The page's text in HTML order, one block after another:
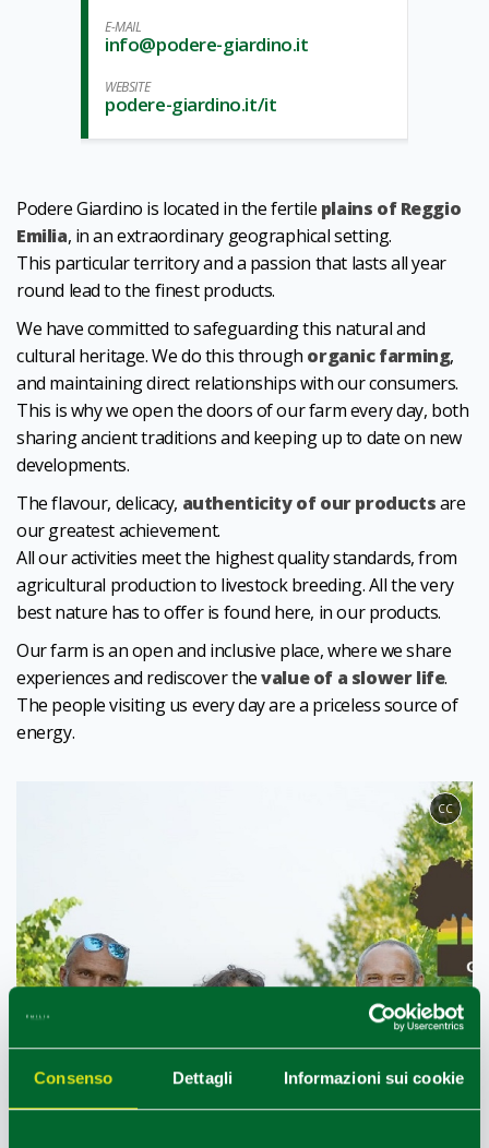
Consenso Dettagli Informazioni sui cookie
E-MAIL
info@podere-giardino.it
WEBSITE
podere-giardino.it/it
Podere Giardino is located in the fertile plains of Reggio
Emilia, in an extraordinary geographical setting.
This particular territory and a passion that lasts all year
round lead to the finest products.
We have committed to safeguarding this natural and
cultural heritage. We do this through organic farming,
and maintaining direct relationships with our consumers.
This is why we open the doors of our farm every day, both
sharing ancient traditions and keeping up to date on new
developments.
The flavour, delicacy, authenticity of our productsare
our greatest achievement.
All our activities meet the highest quality standards, from
agricultural production to livestock breeding. All the very
best nature has to offer is found here, in our products.
Our farm is an open and inclusive place, where we share
experiences and rediscover thevalue of a slower life.
The people visiting us every day are a priceless source of
energy.
CC